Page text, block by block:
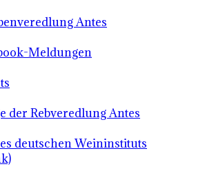
Antes
Meldungen
der Rebveredlung Antes
deutschen Weininstituts